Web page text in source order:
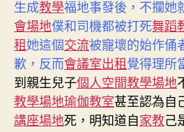
生成教學福地事發後，不攔她
會場地僕和司機都被打死舞蹈
租她這個交流被寵壞的始作俑
歉，反而會議室出租覺得理所
到親生兒子個人空間教學場地
教學場地瑜伽教室甚至認為自
講座場地死，明知道自 家教己